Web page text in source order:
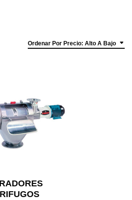
Ordenar Por Precio: Alto A Bajo